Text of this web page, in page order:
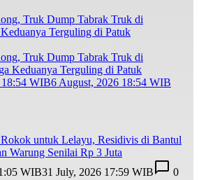
Truk Dump Tabrak Truk di
Keduanya Terguling di Patuk
WIB6 August, 2026 18:54 WIB
untuk Lelayu, Residivis di Bantul
Warung Senilai Rp 3 Juta
WIB31 July, 2026 17:59 WIB
0